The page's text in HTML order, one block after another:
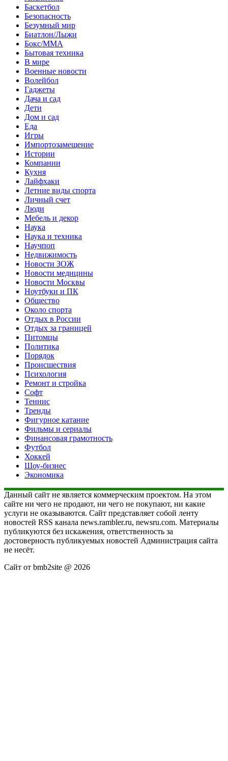
Баскетбол
Безопасность
Безумный мир
Биатлон/Лыжи
Бокс/MMA
Бытовая техника
В мире
Военные новости
Волейбол
Гаджеты
Дача и сад
Дети
Дом и сад
Еда
Игры
Импортозамещение
Истории
Компании
Кухня
Лайфхаки
Летние виды спорта
Личный счет
Люди
Мебель и декор
Наука
Наука и техника
Научпоп
Недвижимость
Новости ЗОЖ
Новости медицины
Новости Москвы
Ноутбуки и ПК
Общество
Около спорта
Отдых в России
Отдых за границей
Питомцы
Политика
Порядок
Происшествия
Психология
Ремонт и стройка
Софт
Теннис
Тренды
Фигурное катание
Фильмы и сериалы
Финансовая грамотность
Футбол
Хоккей
Шоу-бизнес
Экономика
Данный сайт не является коммерческим проектом. На этом
сайте ни чего не продают, ни чего не покупают, ни какие
услуги не оказываются. Сайт представляет собой ленту
новостей RSS канала news.rambler.ru, newsru.com. Материалы
публикуются без искажения, ответственность за
достоверность публикуемых новостей Администрация сайта
не несёт.
Сайт от bmb2site @ 2026